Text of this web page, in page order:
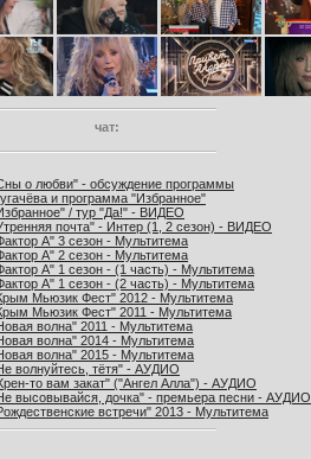
чат:
о любви" - обсуждение программы
и программа "Избранное"
/ тур "Да!" - ВИДЕО
почта" - Интер (1, 2 сезон) - ВИДЕО
А" 3 сезон - Мультитема
А" 2 сезон - Мультитема
А" 1 сезон - (1 часть) - Мультитема
А" 1 сезон - (2 часть) - Мультитема
Мьюзик Фест" 2012 - Мультитема
Мьюзик Фест" 2011 - Мультитема
волна" 2011 - Мультитема
волна" 2014 - Мультитема
волна" 2015 - Мультитема
волнуйтесь, тётя" - АУДИО
то вам закат" ("Ангел Алла") - АУДИО
высовывайся, дочка" - премьера песни - АУДИО
встречи" 2013 - Мультитема